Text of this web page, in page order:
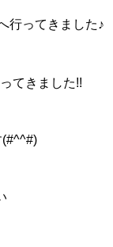
行ってきました♪
てきました!!
(#^^#)